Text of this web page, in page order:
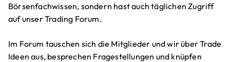
Börsenfachwissen, sondern hast auch täglichen Zugriff
auf unser Trading Forum.
Im Forum tauschen sich die Mitglieder und wir über Trade
Ideen aus, besprechen Fragestellungen und knüpfen